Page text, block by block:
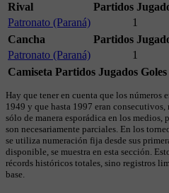
Rival
Partidos
Patronato (Paraná)
1
Cancha
Partidos
Patronato (Paraná)
1
Camiseta Partidos Jugados
Hay que tener en cuenta que los números
1949 y que hasta 1997 eran
sólo de manera esporádica en los
son necesariamente parciales. En los
se utiliza numeración fija desde sus
disponible, se muestra en esta sección.
récords históricos totales, sino registros
base.